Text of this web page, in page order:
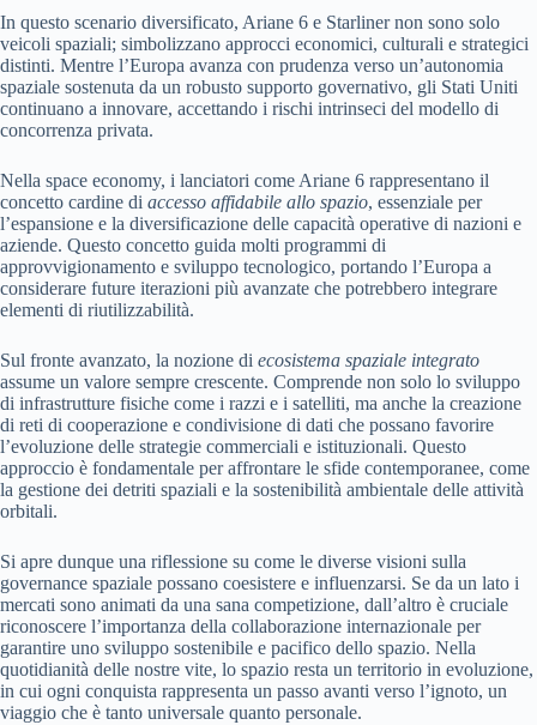
In questo scenario diversificato, Ariane 6 e Starliner non sono solo
veicoli spaziali; simbolizzano approcci economici, culturali e strategici
distinti. Mentre l’Europa avanza con prudenza verso un’autonomia
spaziale sostenuta da un robusto supporto governativo, gli Stati Uniti
continuano a innovare, accettando i rischi intrinseci del modello di
concorrenza privata.
Nella space economy, i lanciatori come Ariane 6 rappresentano il
concetto cardine di accesso affidabile allo spazio, essenziale per
l’espansione e la diversificazione delle capacità operative di nazioni e
aziende. Questo concetto guida molti programmi di
approvvigionamento e sviluppo tecnologico, portando l’Europa a
considerare future iterazioni più avanzate che potrebbero integrare
elementi di riutilizzabilità.
Sul fronte avanzato, la nozione di ecosistema spaziale integrato
assume un valore sempre crescente. Comprende non solo lo sviluppo
di infrastrutture fisiche come i razzi e i satelliti, ma anche la creazione
di reti di cooperazione e condivisione di dati che possano favorire
l’evoluzione delle strategie commerciali e istituzionali. Questo
approccio è fondamentale per affrontare le sfide contemporanee, come
la gestione dei detriti spaziali e la sostenibilità ambientale delle attività
orbitali.
Si apre dunque una riflessione su come le diverse visioni sulla
governance spaziale possano coesistere e influenzarsi. Se da un lato i
mercati sono animati da una sana competizione, dall’altro è cruciale
riconoscere l’importanza della collaborazione internazionale per
garantire uno sviluppo sostenibile e pacifico dello spazio. Nella
quotidianità delle nostre vite, lo spazio resta un territorio in evoluzione,
in cui ogni conquista rappresenta un passo avanti verso l’ignoto, un
viaggio che è tanto universale quanto personale.